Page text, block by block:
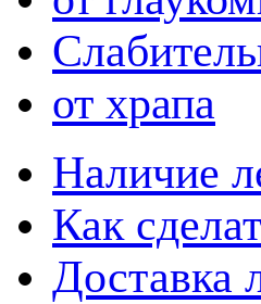
от храпа
Наличие
Как
Доставка